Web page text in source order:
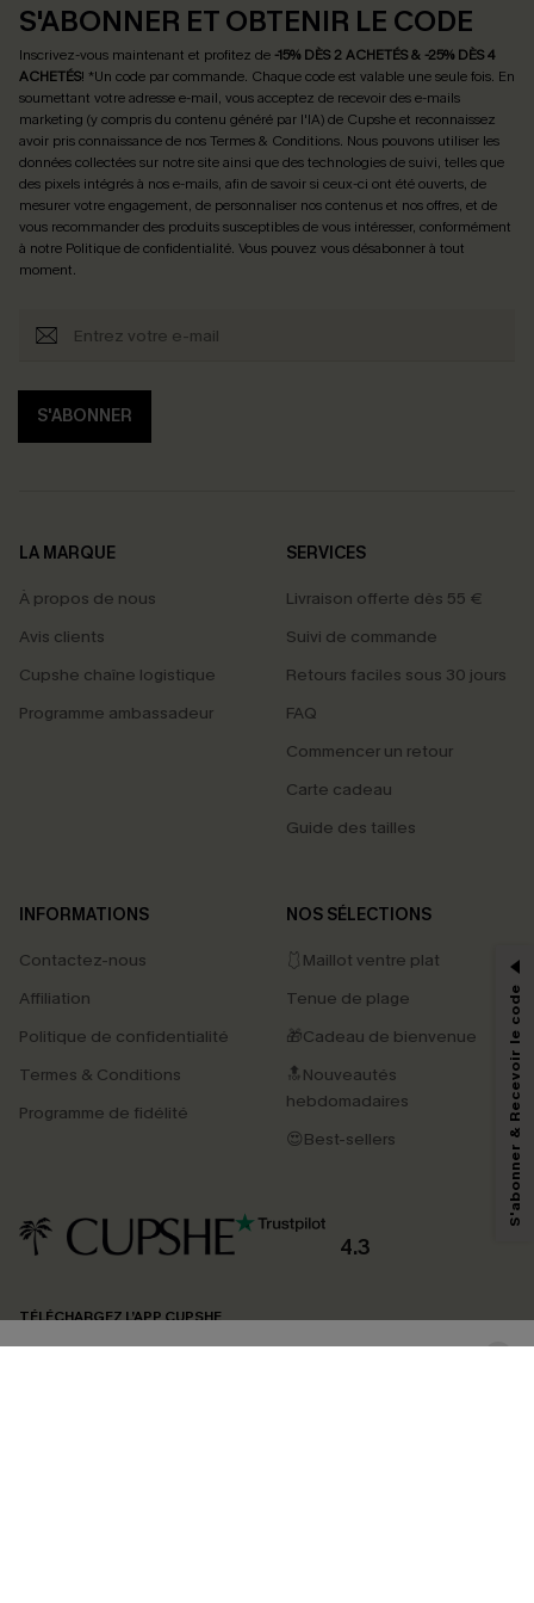
S'ABONNER ET OBTENIR LE CODE
Inscrivez-vous maintenant et profitez de -15% DÈS 2 ACHETÉS & -25% DÈS 4
ACHETÉS! *Un code par commande. Chaque code est valable une seule fois. En
soumettant votre adresse e-mail, vous acceptez de recevoir des e-mails
marketing (y compris du contenu généré par l'IA) de Cupshe et reconnaissez
avoir pris connaissance de nosTermes & Conditions. Nous pouvons utiliser les
données collectées sur notre site ainsi que des technologies de suivi, telles que
des pixels intégrés à nos e-mails, afin de savoir si ceux-ci ont été ouverts, de
mesurer votre engagement, de personnaliser nos contenus et nos offres, et de
vous recommander des produits susceptibles de vous intéresser, conformément
à notre Politique de confidentialité. Vous pouvez vous désabonner à tout
moment.
S'ABONNER
LA MARQUE
À propos de nous
Avis clients
Cupshe chaîne logistique
Programme ambassadeur
SERVICES
Livraison offerte dès 55 €
Suivi de commande
Retours faciles sous 30 jours
FAQ
Commencer un retour
Carte cadeau
Guide des tailles
INFORMATIONS
Contactez-nous
Affiliation
Politique de confidentialité
Termes & Conditions
Programme de fidélité
NOS SÉLECTIONS
🩱Maillot ventre plat
Tenue de plage
🎁Cadeau de bienvenue
🔝Nouveautés
hebdomadaires
😍Best-sellers
4.3
TÉLÉCHARGEZ L’APP CUPSHE
PROFITEZ DE -15%
-15% dès 2 Achetés par E-mail
*Un code par commande, valable une seule fois.
En soumettant votre adresse e-mail, vous acceptez de recevoir des e-mails
marketing (y compris du contenu généré par l'IA) de Cupshe et
reconnaissez avoir pris connaissance de nos
pouvons utiliser les données collectées sur notre site ainsi que des
produits susceptibles de vous intéresser, conformément à notre
Politique de
confidentialité
. Vous pouvez vous désabonner à tout moment.
S'abonner & Recevoir le code